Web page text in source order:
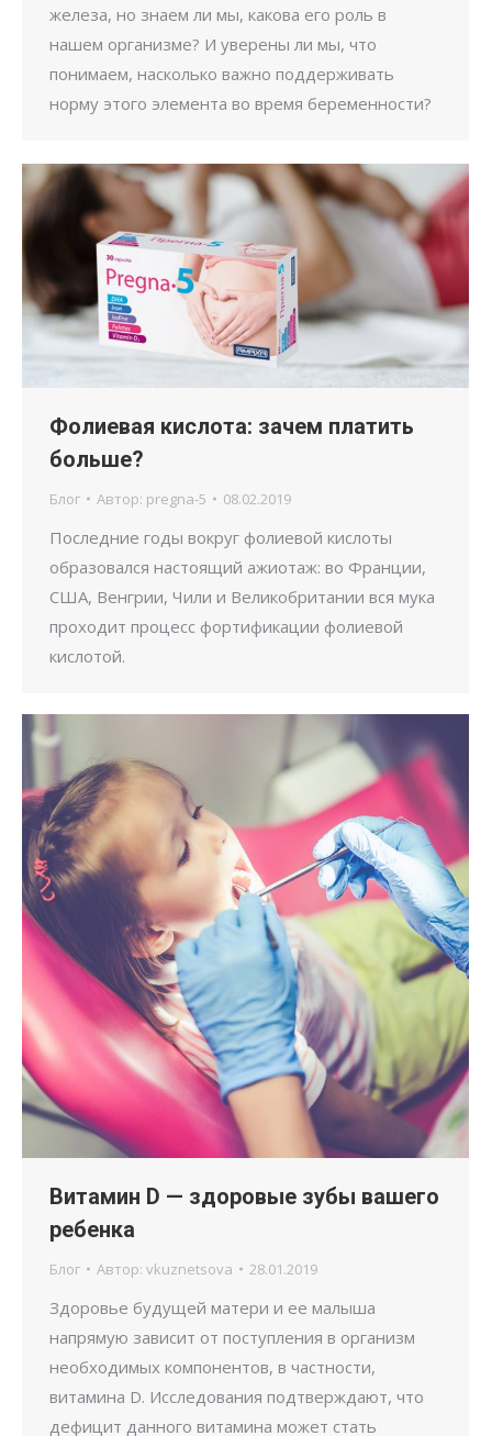
железа, но знаем ли мы, какова его роль в
нашем организме? И уверены ли мы, что
понимаем, насколько важно поддерживать
норму этого элемента во время беременности?
Фолиевая кислота: зачем платить
больше?
Блог Автор: pregna-5 08.02.2019
Последние годы вокруг фолиевой кислоты
образовался настоящий ажиотаж: во Франции,
США, Венгрии, Чили и Великобритании вся мука
проходит процесс фортификации фолиевой
кислотой.
Витамин D — здоровые зубы вашего
ребенка
Блог Автор: vkuznetsova 28.01.2019
Здоровье будущей матери и ее малыша
напрямую зависит от поступления в организм
необходимых компонентов, в частности,
витамина D. Исследования подтверждают, что
дефицит данного витамина может стать